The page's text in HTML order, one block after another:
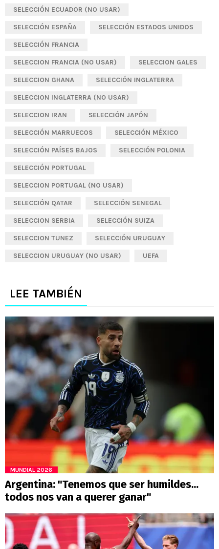
SELECCIÓN ECUADOR (NO USAR)
SELECCIÓN ESPAÑA SELECCIÓN ESTADOS UNIDOS
SELECCIÓN FRANCIA
SELECCION FRANCIA (NO USAR) SELECCION GALES
SELECCION GHANA SELECCIÓN INGLATERRA
SELECCION INGLATERRA (NO USAR)
SELECCION IRAN SELECCIÓN JAPÓN
SELECCIÓN MARRUECOS SELECCIÓN MÉXICO
SELECCIÓN PAÍSES BAJOS SELECCIÓN POLONIA
SELECCIÓN PORTUGAL
SELECCION PORTUGAL (NO USAR)
SELECCIÓN QATAR SELECCIÓN SENEGAL
SELECCION SERBIA SELECCIÓN SUIZA
SELECCION TUNEZ SELECCIÓN URUGUAY
SELECCION URUGUAY (NO USAR) UEFA
LEE TAMBIÉN
MUNDIAL 2026
Argentina: "Tenemos que ser humildes...
todos nos van a querer ganar"